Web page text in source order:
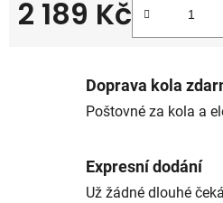
2 189 Kč
Doprava kola
Poštovné za kola a
Expresní dodání
Už žádné dlouhé